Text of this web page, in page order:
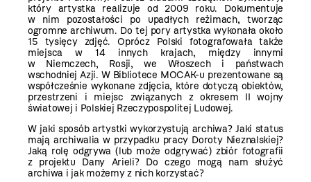
który artystka realizuje od 2009 roku. Dokumentuje
w nim pozostałości po upadłych reżimach, tworząc
ogromne archiwum. Do tej pory artystka wykonała około
15 tysięcy zdjęć. Oprócz Polski fotografowała także
miejsca w 14 innych krajach, między innymi
w Niemczech, Rosji, we Włoszech i państwach
wschodniej Azji. W Bibliotece MOCAK-u prezentowane są
współcześnie wykonane zdjęcia, które dotyczą obiektów,
przestrzeni i miejsc związanych z okresem II wojny
światowej i Polskiej Rzeczypospolitej Ludowej.
W jaki sposób artystki wykorzystują archiwa? Jaki status
mają archiwalia w przypadku pracy Doroty Nieznalskiej?
Jaką rolę odgrywa (lub może odgrywać) zbiór fotografii
z projektu Dany Arieli? Do czego mogą nam służyć
archiwa i jak możemy z nich korzystać?